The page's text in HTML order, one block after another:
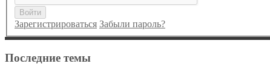
Войти
Зарегистрироваться Забыли пароль?
Последние темы